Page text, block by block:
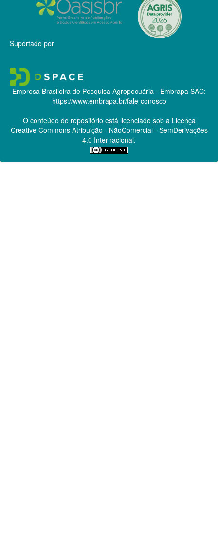
Suportado por
Empresa Brasileira de Pesquisa Agropecuária - Embrapa SAC:
https://www.embrapa.br/fale-conosco
O conteúdo do repositório está licenciado sob a Licença
Creative CommonsAtribuição - NãoComercial - SemDerivações
4.0 Internacional.